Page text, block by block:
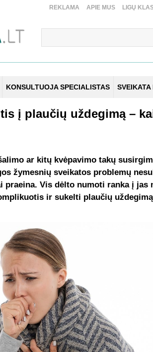
REKLAMA APIE MUS LIGŲ
KONSULTUOJA SPECIALISTAS SVEIKATA
į plaučių uždegimą –
ar kitų kvėpavimo takų
žymesnių sveikatos problemų
Vis dėlto numoti ranka į jas
ir sukelti plaučių